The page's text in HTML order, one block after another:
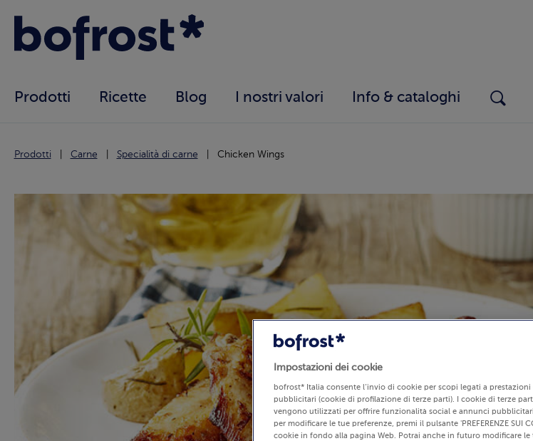
Prodotti Ricette Blog I nostri valori Info & cataloghi
Prodotti Carne Specialità di carne Chicken Wings
Impostazioni dei cookie
bofrost* Italia consente l’invio di cookie per scopi legati a
pubblicitari (cookie di profilazione di terze parti). I cookie di terze
vengono utilizzati per offrire funzionalità social e annunci
per modificare le tue preferenze, premi il pulsante 'PREFERENZE SUI
cookie in fondo alla pagina Web. Potrai anche in futuro modificare